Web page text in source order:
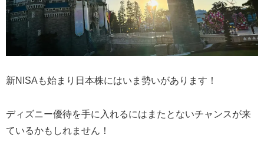
新NISAも始まり日本株にはいま勢いがあります！
ディズニー優待を手に入れるにはまたとないチャンスが来
ているかもしれません！